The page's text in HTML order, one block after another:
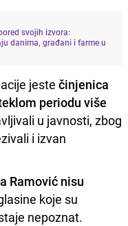
svojih izvora:
danima, građani i farme u
jeste činjenica
periodu više
u javnosti, zbog
i izvan
Ramović nisu
koje su
nepoznat.